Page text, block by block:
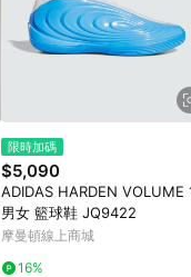
限時加碼
$5,090
ADIDAS HARDEN VOLUME
男女 籃球鞋 JQ9422
摩曼頓線上商城
16%